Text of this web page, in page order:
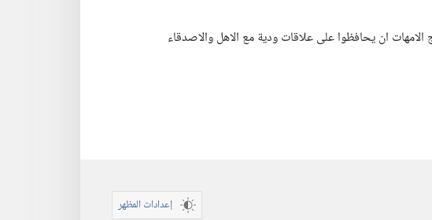
ان يحافظوا على علاقات ودية مع الاهل والاصدقاء
إعدادات المظهر